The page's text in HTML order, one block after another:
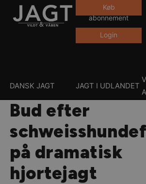
Køb
abonnement
Login
DANSK JAGT JAGT I UDLANDET
Bud efter
på dramatisk
hjortejagt